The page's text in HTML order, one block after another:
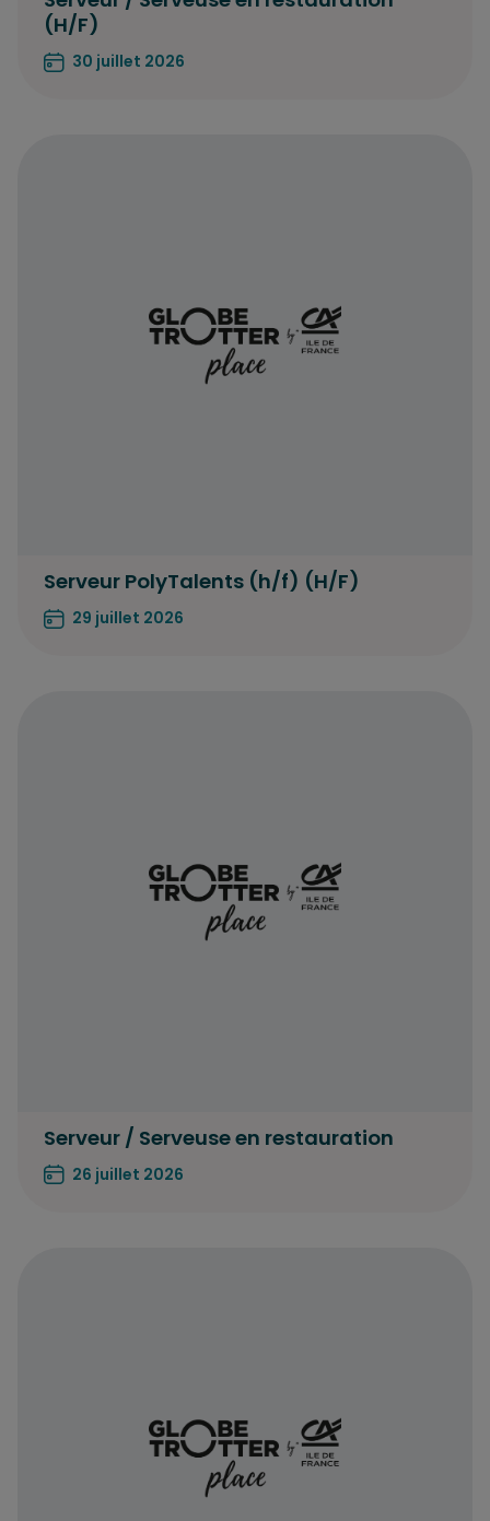
(H/F)
30 juillet 2026
Serveur PolyTalents (h/f) (H/F)
29 juillet 2026
Serveur / Serveuse en restauration
26 juillet 2026